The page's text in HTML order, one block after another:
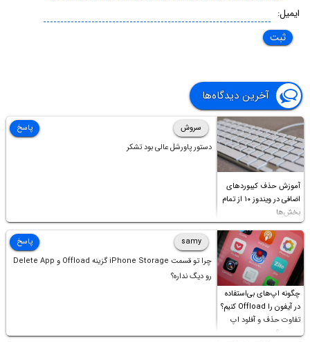
ایمیل:
آخرین دیدگاه‌ها
آموزش حذف کیبوردهای
اضافی در ویندوز ۱۰ از تمام
بخش‌ها
سروش
دستور پاورشل عالی بود تشکر
پاسخ
چگونه اپ‌های بی‌استفاده
در آیفون را Offload کنیم؟
تفاوت حذف و آفلود اپ
چیست؟
samy
چرا تو قسمت iPhone Storage گزینه Offload و Delete App
رو دیگ نداره؟
پاسخ